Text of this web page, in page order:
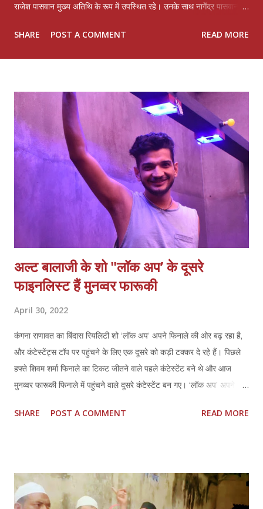
राजेश पासवान मुख्य अतिथि के रूप में उपस्थित रहे। उनके साथ नागेंद्र पासवान
प्रतिनिधियों ने भाग लिया। बैठक में पार्टी के मूल मंत्र "उत्तर प्रदेश फर्स्ट, उत्तर
भी मंथन किया गया। राष्ट्रीय अध्यक्ष श्री राजेश पासवान जी ने कहा कि प्रदेश के
विकास में श्रमिक वर्ग की अहम भूमिका है। लोक जनशक्ति पार्टी (रामविलास)
श्रमिकों की समस्याओं के समाधान और उनके हितों की रक्षा के लिए निरंतर प्रयासरत
है। उन्होंने सभी पदाधिकारियों से संगठन को जमीनी स्तर पर मजबूत करने और
SHARE POST A COMMENT READ MORE
अल्ट बालाजी के शो "लॉक अप’ के दूसरे
फाइनलिस्ट हैं मुनव्वर फारूकी
April 30, 2022
कंगना राणावत का बिंदास रियलिटी शो ‘लॉक अप’ अपने फिनाले की ओर बढ़ रहा है,
और कंटेस्टेंट्स टॉप पर पहुंचने के लिए एक दूसरे को कड़ी टक्कर दे रहे हैं। पिछले
हफ्ते शिवम शर्मा फिनाले का टिकट जीतने वाले पहले कंटेस्टेंट बने थे और आज
मुनव्वर फारूकी फिनाले में पहुंचने वाले दूसरे कंटेस्टेंट बन गए। ‘लॉक अप’ अपने
है। इस शो में लगातार आ रहे ट्विस्ट और टर्न्स ने दर्शकों में दिलचस्पी जगाए रखी है।
है। चारों ने सुरंग में प्रवेश किया, लेकिन पायल आखिरी थी, और केवल तीन को ही
आगे जाने दिया गया। मुनव्वर, सायशा और पूनम को फिर पहेलियां बुझाने को कहा
SHARE POST A COMMENT READ MORE